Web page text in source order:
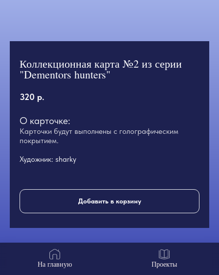
Коллекционная карта №2 из серии
"Dementors hunters"
320 р.
О карточке:
Карточки будут выполнены с голографическим
покрытием.
Художник: sharky
Добавить в корзину
На главную Проекты